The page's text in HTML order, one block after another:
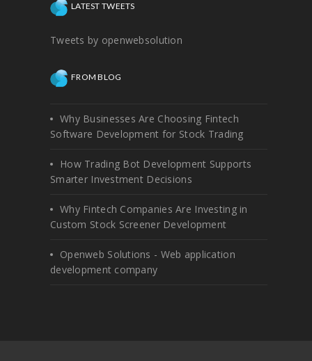
LATEST TWEETS
Tweets by openwebsolution
FROM BLOG
Why Businesses Are Choosing Fintech
Software Development for Stock Trading
How Trading Bot Development Supports
Smarter Investment Decisions
Why Fintech Companies Are Investing in
Custom Stock Screener Development
Openweb Solutions - Web application
development company